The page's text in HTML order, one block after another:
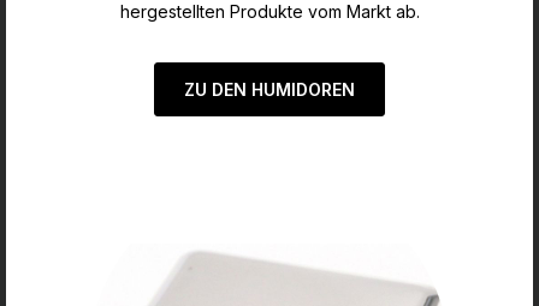
hergestellten Produkte vom Markt ab.
ZU DEN HUMIDOREN